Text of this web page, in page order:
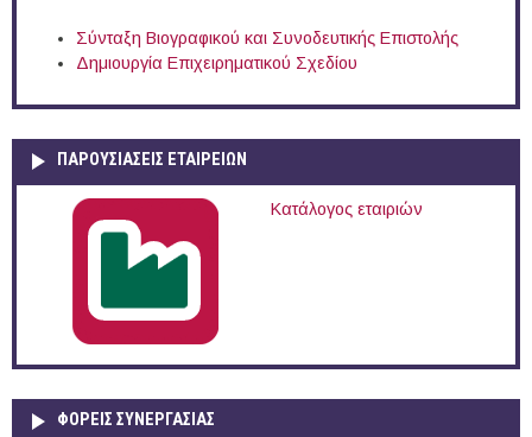
Σύνταξη Βιογραφικού και Συνοδευτικής Επιστολής
Δημιουργία Επιχειρηματικού Σχεδίου
ΠΑΡΟΥΣΙΆΣΕΙΣ ΕΤΑΙΡΕΙΏΝ
Κατάλογος εταιριών
ΦΟΡΕΙΣ ΣΥΝΕΡΓΑΣΙΑΣ